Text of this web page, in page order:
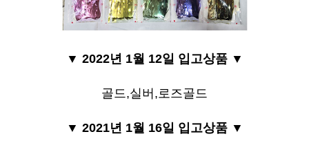
▼ 2022년 1월 12일 입고상품 ▼
골드,실버,로즈골드
▼ 2021년 1월 16일 입고상품 ▼